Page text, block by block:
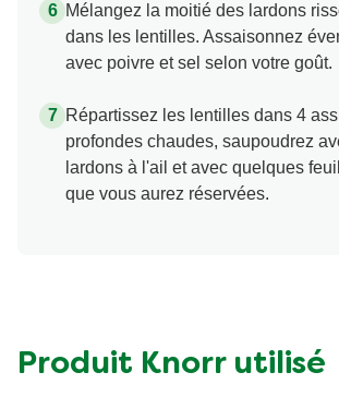
Mélangez la moitié des lardons
dans les lentilles. Assaisonnez
avec poivre et sel selon votre goût.
Répartissez les lentilles dans 4
profondes chaudes, saupoudrez
lardons à l'ail et avec quelques
que vous aurez réservées.
Produit Knorr utilisé